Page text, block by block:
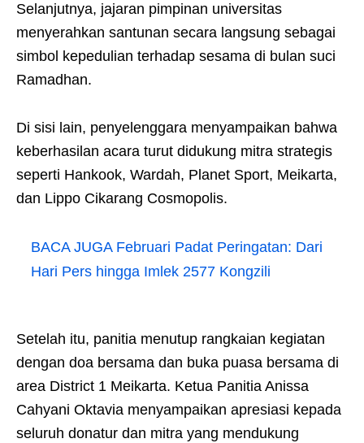
Selanjutnya, jajaran pimpinan universitas
menyerahkan santunan secara langsung sebagai
simbol kepedulian terhadap sesama di bulan suci
Ramadhan.
Di sisi lain, penyelenggara menyampaikan bahwa
keberhasilan acara turut didukung mitra strategis
seperti Hankook, Wardah, Planet Sport, Meikarta,
dan Lippo Cikarang Cosmopolis.
BACA JUGA Februari Padat Peringatan: Dari
Hari Pers hingga Imlek 2577 Kongzili
Setelah itu, panitia menutup rangkaian kegiatan
dengan doa bersama dan buka puasa bersama di
area District 1 Meikarta. Ketua Panitia Anissa
Cahyani Oktavia menyampaikan apresiasi kepada
seluruh donatur dan mitra yang mendukung